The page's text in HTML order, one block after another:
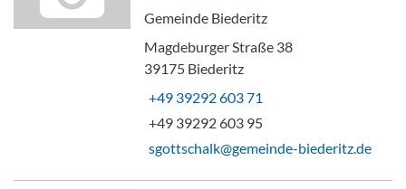
Gemeinde Biederitz
Magdeburger Straße 38
39175 Biederitz
+49 39292 603 71
+49 39292 603 95
sgottschalk@gemeinde-biederitz.de